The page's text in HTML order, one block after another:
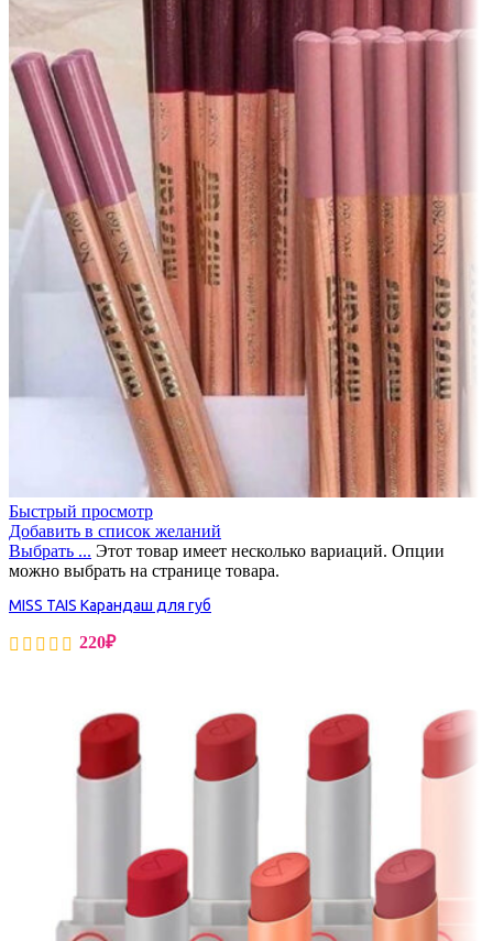
Быстрый просмотр
Добавить в список желаний
Выбрать ... Этот товар имеет несколько вариаций. Опции
можно выбрать на странице товара.
MISS TAIS Карандаш для губ
220₽